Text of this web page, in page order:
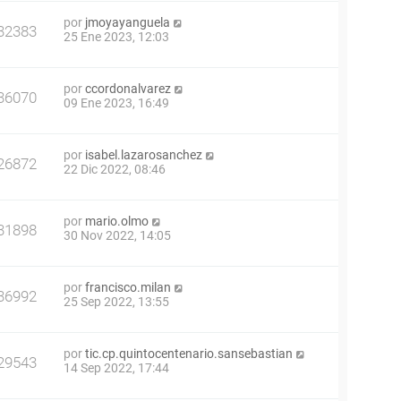
por jmoyayanguela
25 Ene 2023, 12:03
porccordonalvarez
09 Ene 2023, 16:49
por isabel.lazarosanchez
22 Dic 2022, 08:46
por mario.olmo
30 Nov 2022, 14:05
porfrancisco.milan
25 Sep 2022, 13:55
portic.cp.quintocentenario.sansebastian
14 Sep 2022, 17:44